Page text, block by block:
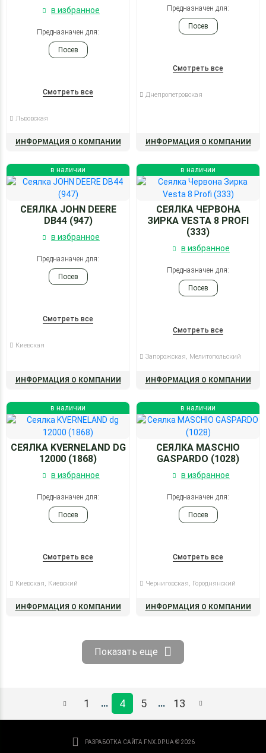
в избранное
Предназначен для:
Посев
Смотреть все
Львовская
ИНФОРМАЦИЯ О КОМПАНИИ
Предназначен для:
Посев
Смотреть все
Днепропетровская
ИНФОРМАЦИЯ О КОМПАНИИ
в наличии
СЕЯЛКА JOHN DEERE
DB44 (947)
в избранное
Предназначен для:
Посев
Смотреть все
Киевская
ИНФОРМАЦИЯ О КОМПАНИИ
в наличии
СЕЯЛКА ЧЕРВОНА
ЗИРКА VESTA 8 PROFI
(333)
в избранное
Предназначен для:
Посев
Смотреть все
Запорожская, Мелитопольский
ИНФОРМАЦИЯ О КОМПАНИИ
в наличии
СЕЯЛКА KVERNELAND DG
12000 (1868)
в избранное
Предназначен для:
Посев
Смотреть все
Киевская, Киевский
ИНФОРМАЦИЯ О КОМПАНИИ
в наличии
СЕЯЛКА MASCHIO
GASPARDO (1028)
в избранное
Предназначен для:
Посев
Смотреть все
Черниговская, Городнянский
ИНФОРМАЦИЯ О КОМПАНИИ
Показать еще
1 ... 4 5 ... 13
РАЗРАБОТКА САЙТА FNX.DP.UA © 2026